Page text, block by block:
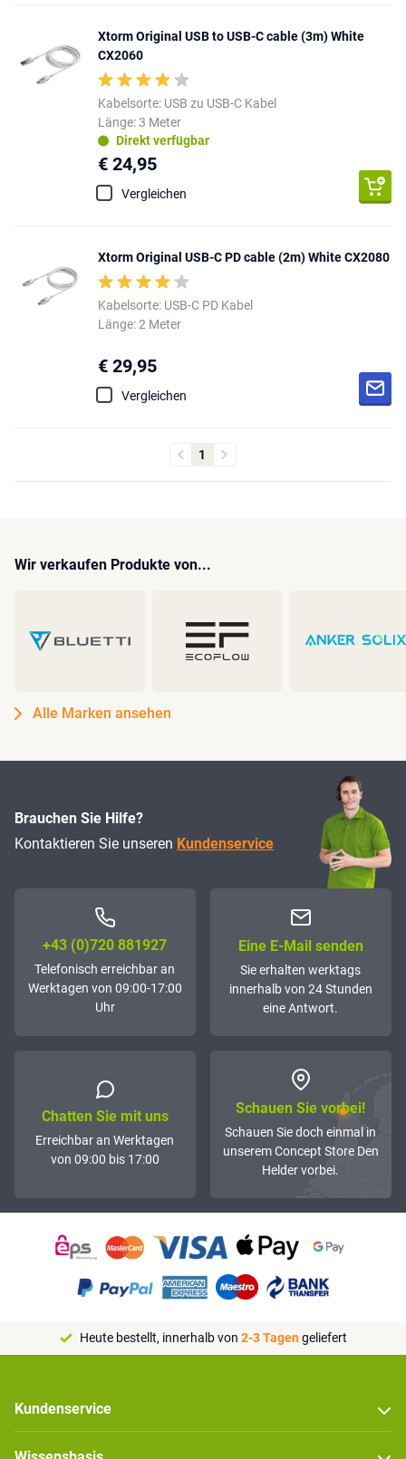
Xtorm Original USB to USB-C cable (3m) White
CX2060
Kabelsorte: USB zu USB-C Kabel
Länge: 3 Meter
Direkt verfügbar
€ 24,95
Vergleichen
Xtorm Original USB-C PD cable (2m) White CX2080
Kabelsorte: USB-C PD Kabel
Länge: 2 Meter
€ 29,95
Vergleichen
1
Wir verkaufen Produkte von...
Alle Marken ansehen
Brauchen Sie Hilfe?
Kontaktieren Sie unseren Kundenservice
+43 (0)72­0 881927
Telefonisch erreichbar an
Werktagen von 09:00-17:00
Uhr
Eine E-Mail senden
Sie erhalten werktags
innerhalb von 24 Stunden
eine Antwort.
Chatten Sie mit uns
Erreichbar an Werktagen
von 09:00 bis 17:00
Schauen Sie vorbei!
Schauen Sie doch einmal in
unserem Concept Store Den
Helder vorbei.
Heute bestellt, innerhalb von 2-3 Tagengeliefert
Kundenservice